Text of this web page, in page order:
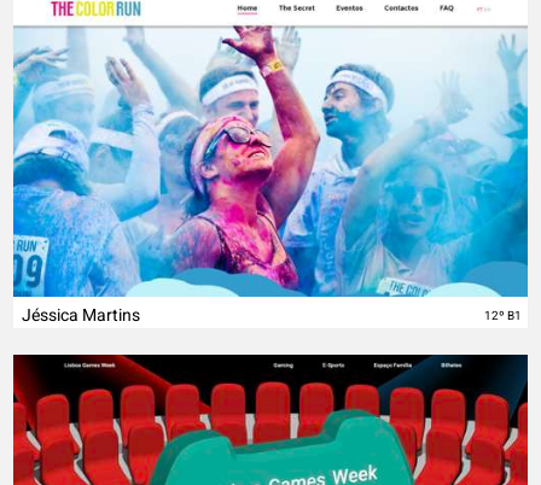
Jéssica Martins 12º B1